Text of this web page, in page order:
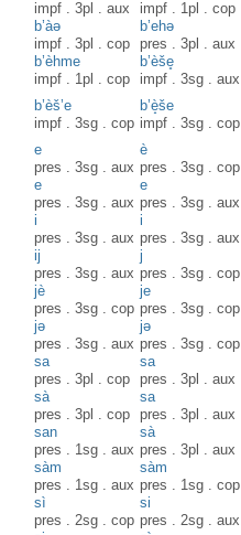
impf .3pl .aux
impf . 1pl .cop
b’àə
impf .3pl .cop
b’ehə
pres .3pl .aux
b’èhme
impf . 1pl .cop
b’èše̥
impf .3sg .aux
b’èš’e
impf .3sg .cop
b’è̝še
impf .3sg .cop
e
pres .3sg .aux
è
pres .3sg .cop
e
pres .3sg .aux
e
pres .3sg .aux
i
pres .3sg .aux
i
pres .3sg .aux
ij
pres .3sg .aux
j
pres .3sg .cop
jè
pres .3sg .cop
je
pres .3sg .cop
jə
pres .3sg .aux
jə
pres .3sg .cop
sa
pres .3pl .cop
sa
pres .3pl .aux
sà
pres .3pl .cop
sa
pres .3pl .aux
san
pres . 1sg .aux
sà
pres .3pl .aux
sàm
pres . 1sg .aux
sàm
pres . 1sg .cop
sì
pres .2sg .cop
si
pres .2sg .aux